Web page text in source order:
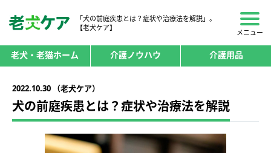
「犬の前庭疾患とは？症状や治療法を解説」。
【老犬ケア】
メニュー
老犬・老猫ホーム 介護ノウハウ 介護用品
2022.10.30 （老犬ケア）
犬の前庭疾患とは？症状や治療法を解説